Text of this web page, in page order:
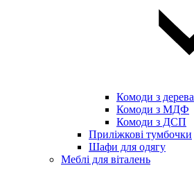
Комоди з дерева
Комоди з МДФ
Комоди з ДСП
Приліжкові тумбочки
Шафи для одягу
Меблі для віталень